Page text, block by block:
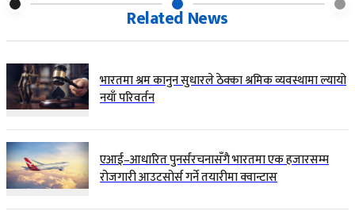
Related News
भारतमा श्रम कानुन सुधारले ठेक्का श्रमिक व्यवस्थामा ल्यायो
नयाँ परिवर्तन
एआई–आधारित पुनर्संरचनासँगै भारतमा एक हजारसम्म
रोजगारी आउटसोर्स गर्ने तयारीमा क्वान्टास